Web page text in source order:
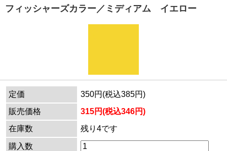
フィッシャーズカラー／ミディアム イエロー
定価
350円(税込385円)
販売価格
315円(税込346円)
在庫数
残り4です
購入数